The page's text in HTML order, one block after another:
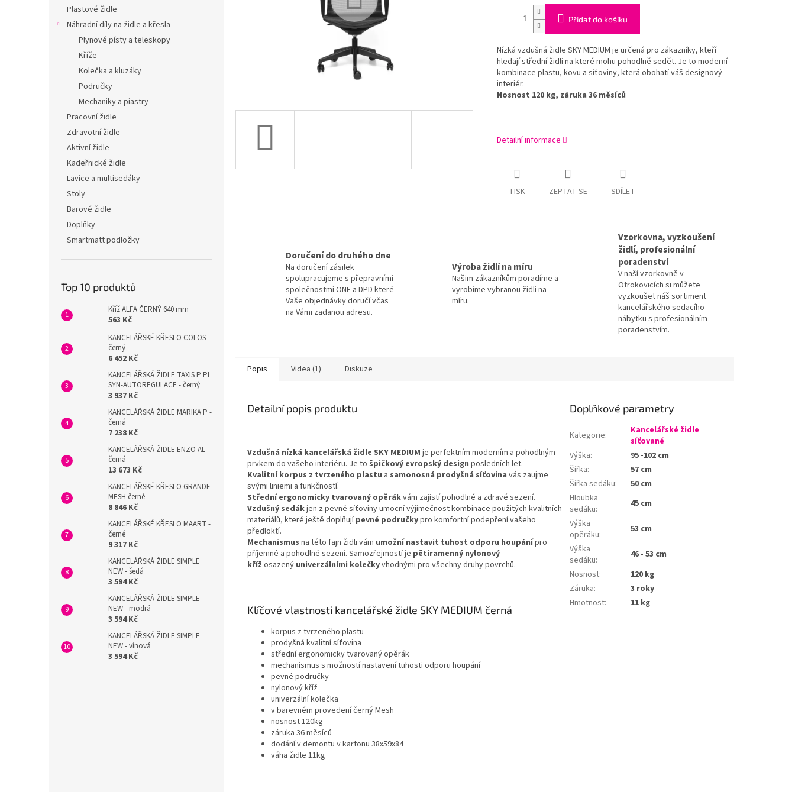
Plastové židle
Náhradní díly na židle a křesla
Plynové písty a teleskopy
Kříže
Kolečka a kluzáky
Područky
Mechaniky a piastry
Pracovní židle
Zdravotní židle
Aktivní židle
Kadeřnické židle
Lavice a multisedáky
Stoly
Barové židle
Doplňky
Smartmatt podložky
Top 10 produktů
Kříž ALFA ČERNÝ 640 mm
563 Kč
KANCELÁŘSKÉ KŘESLO COLOS
černý
6 452 Kč
KANCELÁŘSKÁ ŽIDLE TAXIS P PL
SYN-AUTOREGULACE - černý
3 937 Kč
KANCELÁŘSKÁ ŽIDLE MARIKA P -
černá
7 238 Kč
KANCELÁŘSKÁ ŽIDLE ENZO AL -
černá
13 673 Kč
KANCELÁŘSKÉ KŘESLO GRANDE
MESH černé
8 846 Kč
KANCELÁŘSKÉ KŘESLO MAART -
černé
9 317 Kč
KANCELÁŘSKÁ ŽIDLE SIMPLE
NEW - šedá
3 594 Kč
KANCELÁŘSKÁ ŽIDLE SIMPLE
NEW - modrá
3 594 Kč
KANCELÁŘSKÁ ŽIDLE SIMPLE
NEW - vínová
3 594 Kč
Přidat do košíku
Nízká vzdušná židle SKY MEDIUM je určená pro zákazníky, kteří
hledají střední židli na které mohu pohodlně sedět. Je to moderní
kombinace plastu, kovu a síťoviny, která obohatí váš designový
interiér.
Nosnost 120 kg, záruka 36 měsíců
Detailní informace
TISK ZEPTAT SE SDÍLET
Doručení do druhého dne
Na doručení zásilek
spolupracujeme s přepravními
společnostmi ONE a DPD které
Vaše objednávky doručí včas
na Vámi zadanou adresu.
Výroba židlí na míru
Našim zákazníkům poradíme a
vyrobíme vybranou židli na
míru.
Vzorkovna, vyzkoušení
židlí, profesionální
poradenství
V naší vzorkovně v
Otrokovicích si můžete
vyzkoušet náš sortiment
kancelářského sedacího
nábytku s profesionálním
poradenstvím.
Popis Videa (1) Diskuze
Detailní popis produktu
Vzdušná nízká kancelářská židle SKY MEDIUM je perfektním moderním a pohodlným
prvkem do vašeho interiéru. Je to špičkový evropský design posledních let.
Kvalitní korpus z tvrzeného plastu a samonosná prodyšná síťovina vás zaujme
svými liniemi a funkčností.
Střední ergonomicky tvarovaný opěrákvám zajistí pohodlné a zdravé sezení.
Vzdušný sedákjen z pevné síťoviny umocní výjimečnost kombinace použitých kvalitních
materiálů, které ještě doplňují pevné područkypro komfortní podepření vašeho
předloktí.
Mechanismus na této fajn židli vám umožní nastavit tuhost odporu houpánípro
příjemné a pohodlné sezení. Samozřejmostí je pětiramenný nylonový
kříž osazený univerzálními kolečkyvhodnými pro všechny druhy povrchů.
Klíčové vlastnosti kancelářské židle SKY MEDIUM černá
korpus z tvrzeného plastu
prodyšná kvalitní síťovina
střední ergonomicky tvarovaný opěrák
mechanismus s možností nastavení tuhosti odporu houpání
pevné područky
nylonový kříž
univerzální kolečka
v barevném provedení černý Mesh
nosnost 120kg
záruka 36 měsíců
dodání v demontu v kartonu 38x59x84
váha židle 11kg
Doplňkové parametry
Kategorie:
Kancelářské židle
síťované
Výška:
95 -102 cm
Šířka:
57 cm
Šířka sedáku:
50 cm
Hloubka
sedáku:
45 cm
Výška
opěráku:
53 cm
Výška
sedáku:
46 - 53 cm
Nosnost:
120 kg
Záruka:
3 roky
Hmotnost: 11 kg